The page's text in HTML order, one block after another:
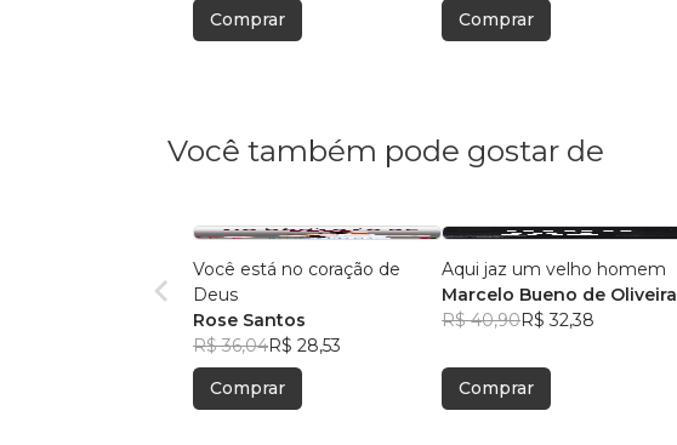
Comprar
Comprar
Você também pode gostar de
Você está no coração de
Deus
Rose Santos
R$ 36,04R$ 28,53
Comprar
Aqui jaz um velho homem
Marcelo Bueno de Oliveira
R$ 40,90R$ 32,38
Comprar